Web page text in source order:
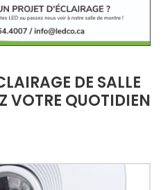
DE SALLE
VOTRE QUOTIDIEN